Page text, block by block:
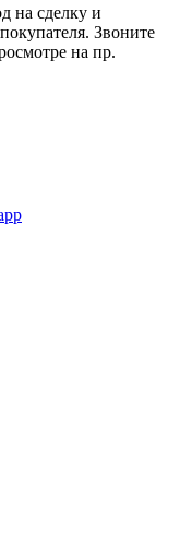
на сделку и
Звоните
на пр.